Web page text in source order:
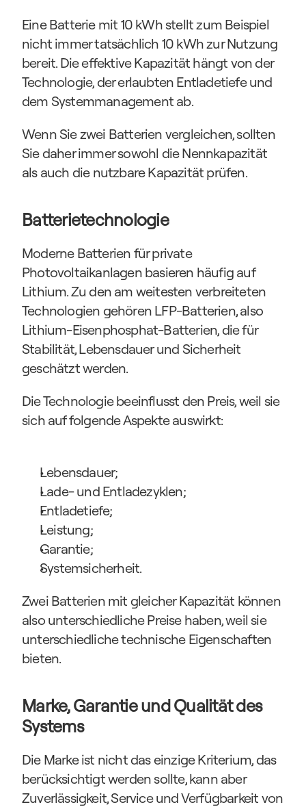
Eine Batterie mit 10 kWh stellt zum Beispiel
nicht immer tatsächlich 10 kWh zur Nutzung
bereit. Die effektive Kapazität hängt von der
Technologie, der erlaubten Entladetiefe und
dem Systemmanagement ab.
Wenn Sie zwei Batterien vergleichen, sollten
Sie daher immer sowohl die Nennkapazität
als auch die nutzbare Kapazität prüfen.
Batterietechnologie
Moderne Batterien für private
Photovoltaikanlagen basieren häufig auf
Lithium. Zu den am weitesten verbreiteten
Technologien gehören LFP-Batterien, also
Lithium-Eisenphosphat-Batterien, die für
Stabilität, Lebensdauer und Sicherheit
geschätzt werden.
Die Technologie beeinflusst den Preis, weil sie
sich auf folgende Aspekte auswirkt:
Lebensdauer;
Lade- und Entladezyklen;
Entladetiefe;
Leistung;
Garantie;
Systemsicherheit.
Zwei Batterien mit gleicher Kapazität können
also unterschiedliche Preise haben, weil sie
unterschiedliche technische Eigenschaften
bieten.
Marke, Garantie und Qualität des
Systems
Die Marke ist nicht das einzige Kriterium, das
berücksichtigt werden sollte, kann aber
Zuverlässigkeit, Service und Verfügbarkeit von